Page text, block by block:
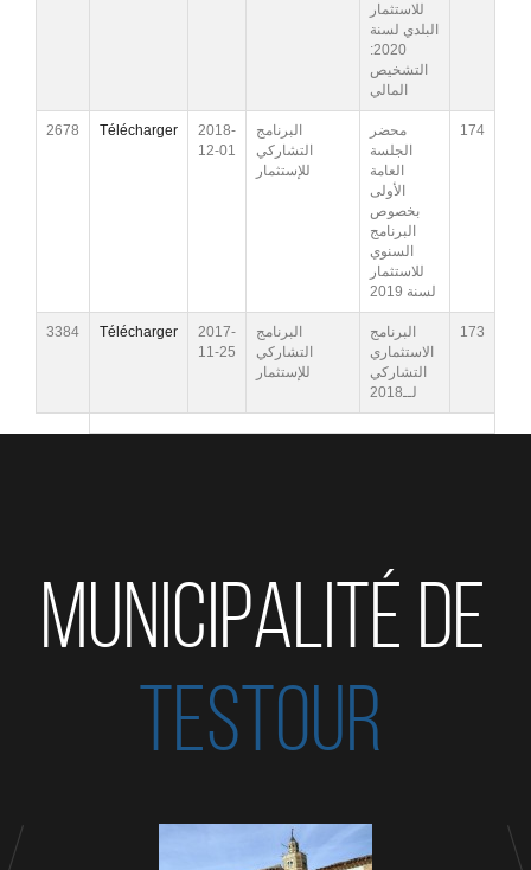
للاستثمار
البلدي لسنة
2020:
التشخيص
المالي
174
محضر
الجلسة
العامة
الأولى
بخصوص
البرنامج
السنوي
للاستثمار
لسنة 2019
البرنامج
التشاركي
للإستثمار
2018-
12-01
Télécharger
2678
173
البرنامج
الاستثماري
التشاركي
لــ2018
البرنامج
التشاركي
للإستثمار
2017-
11-25
Télécharger
3384
MUNICIPALITÉ DE
TESTOUR